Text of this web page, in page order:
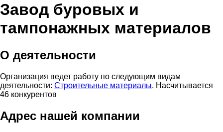
Завод буровых и
тампонажных материалов
О деятельности
Организация ведет работу по следующим видам
деятельности: Строительные материалы. Насчитывается
46 конкурентов
Адрес нашей компании